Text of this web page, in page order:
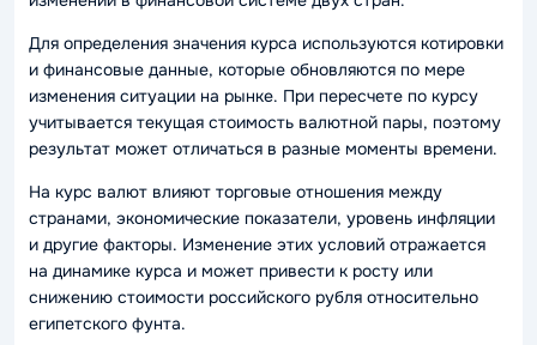
Для определения значения курса используются котировки
и финансовые данные, которые обновляются по мере
изменения ситуации на рынке. При пересчете по курсу
учитывается текущая стоимость валютной пары, поэтому
результат может отличаться в разные моменты времени.
На курс валют влияют торговые отношения между
странами, экономические показатели, уровень инфляции
и другие факторы. Изменение этих условий отражается
на динамике курса и может привести к росту или
снижению стоимости российского рубля относительно
египетского фунта.